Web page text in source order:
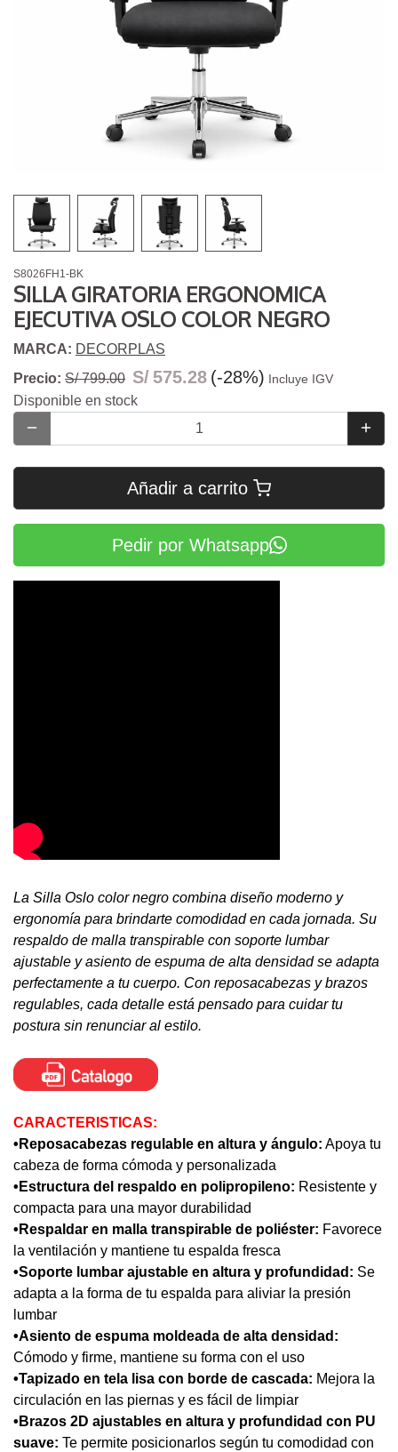
S8026FH1-BK
SILLA GIRATORIA ERGONOMICA
EJECUTIVA OSLO COLOR NEGRO
MARCA: DECORPLAS
Precio: S/ 799.00 S/ 575.28 (-28%) Incluye IGV
Disponible en stock
Añadir a carrito
Pedir por Whatsapp
La Silla Oslo color negro combina diseño moderno y
ergonomía para brindarte comodidad en cada jornada. Su
respaldo de malla transpirable con soporte lumbar
ajustable y asiento de espuma de alta densidad se adapta
perfectamente a tu cuerpo. Con reposacabezas y brazos
regulables, cada detalle está pensado para cuidar tu
postura sin renunciar al estilo.
CARACTERISTICAS:
•Reposacabezas regulable en altura y ángulo: Apoya tu
cabeza de forma cómoda y personalizada
•Estructura del respaldo en polipropileno: Resistente y
compacta para una mayor durabilidad
•Respaldar en malla transpirable de poliéster: Favorece
la ventilación y mantiene tu espalda fresca
•Soporte lumbar ajustable en altura y profundidad: Se
adapta a la forma de tu espalda para aliviar la presión
lumbar
•Asiento de espuma moldeada de alta densidad:
Cómodo y firme, mantiene su forma con el uso
•Tapizado en tela lisa con borde de cascada: Mejora la
circulación en las piernas y es fácil de limpiar
•Brazos 2D ajustables en altura y profundidad con PU
suave: Te permite posicionarlos según tu comodidad con